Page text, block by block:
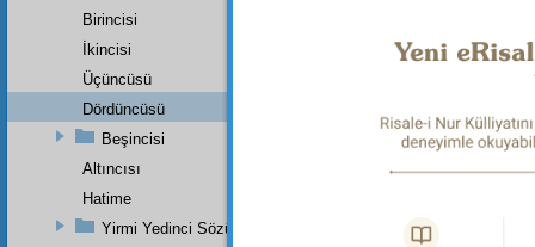
Birincisi
İkincisi
Üçüncüsü
Dördüncüsü
Beşincisi
Altıncısı
Hatime
Yirmi Yedinci Sözün Zeyli